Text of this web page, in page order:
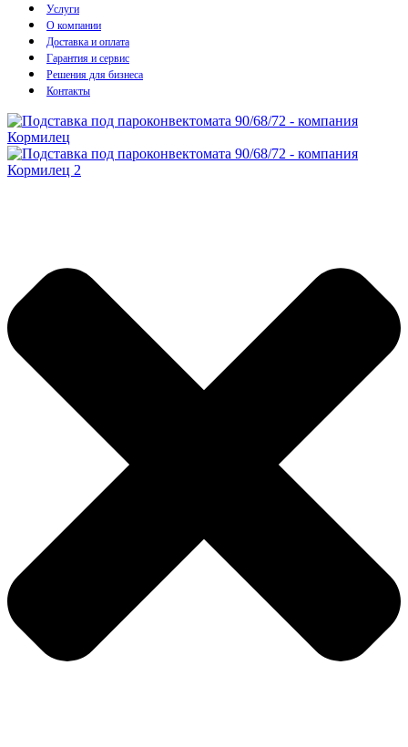
Услуги
О компании
Доставка и оплата
Гарантия и сервис
Решения для бизнеса
Контакты